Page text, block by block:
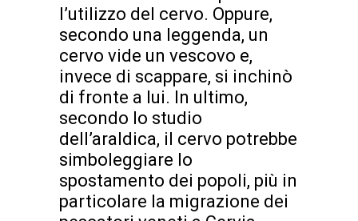
l’utilizzo del cervo. Oppure,
secondo una leggenda, un
cervo vide un vescovo e,
invece di scappare, si inchinò
di fronte a lui. In ultimo,
secondo lo studio
dell’araldica, il cervo potrebbe
simboleggiare lo
spostamento dei popoli, più in
particolare la migrazione dei